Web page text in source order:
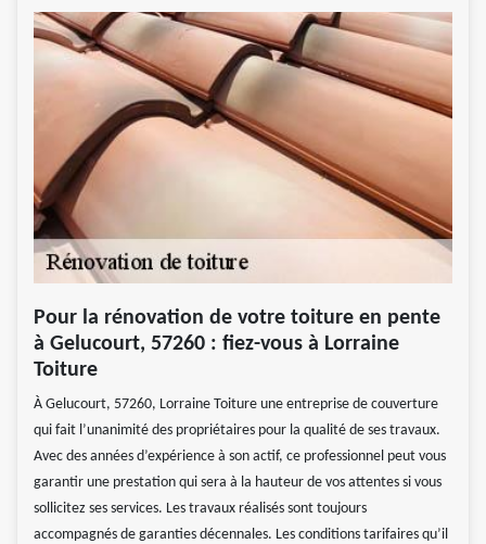
Pour la rénovation de votre toiture en pente
à Gelucourt, 57260 : fiez-vous à Lorraine
Toiture
À Gelucourt, 57260, Lorraine Toiture une entreprise de couverture
qui fait l’unanimité des propriétaires pour la qualité de ses travaux.
Avec des années d’expérience à son actif, ce professionnel peut vous
garantir une prestation qui sera à la hauteur de vos attentes si vous
sollicitez ses services. Les travaux réalisés sont toujours
accompagnés de garanties décennales. Les conditions tarifaires qu’il